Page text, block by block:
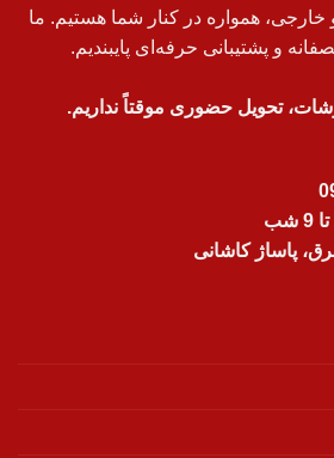
خارجی، همواره در کنار شما هستیم. ما
و پشتیبانی حرفه‌ای پایبندیم.
تحویل حضوری موقتاً نداریم.
پاساژ کاشانی